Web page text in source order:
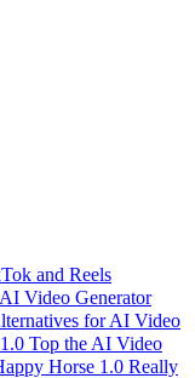
and Reels
Video Generator
for AI Video
Top the AI Video
Horse 1.0 Really